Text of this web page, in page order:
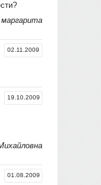
02.11.2009
19.10.2009
01.08.2009